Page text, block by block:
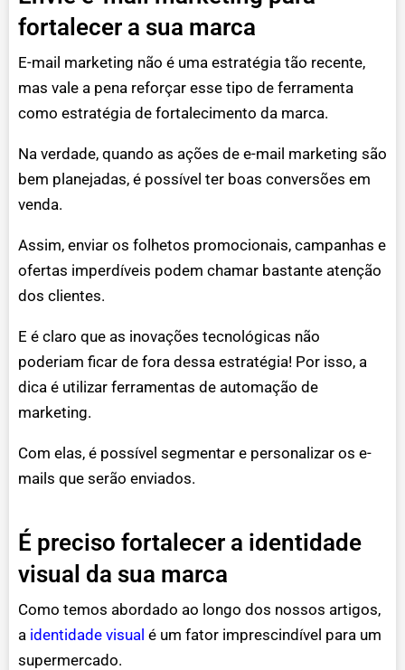
fortalecer a sua marca
E-mail marketing não é uma estratégia tão recente,
mas vale a pena reforçar esse tipo de ferramenta
como estratégia de fortalecimento da marca.
Na verdade, quando as ações de e-mail marketing são
bem planejadas, é possível ter boas conversões em
venda.
Assim, enviar os folhetos promocionais, campanhas e
ofertas imperdíveis podem chamar bastante atenção
dos clientes.
E é claro que as inovações tecnológicas não
poderiam ficar de fora dessa estratégia! Por isso, a
dica é utilizar ferramentas de automação de
marketing.
Com elas, é possível segmentar e personalizar os e-
mails que serão enviados.
É preciso fortalecer a identidade
visual da sua marca
Como temos abordado ao longo dos nossos artigos,
a identidade visual é um fator imprescindível para um
supermercado.